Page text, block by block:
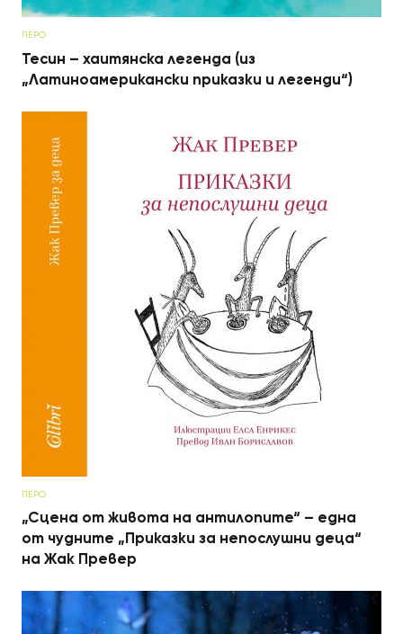
ПЕРО
Тесин – хаитянска легенда (из
„Латиноамерикански приказки и легенди“)
ПЕРО
„Сцена от живота на антилопите“ – една
от чудните „Приказки за непослушни деца“
на Жак Превер